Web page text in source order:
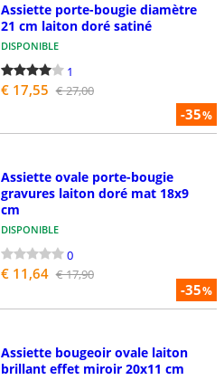
-35%
Assiette porte-bougie diamètre
21 cm laiton doré satiné
DISPONIBLE
1
€ 17,55 € 27,00
-35%
Assiette ovale porte-bougie
gravures laiton doré mat 18x9
cm
DISPONIBLE
0
€ 11,64 € 17,90
Assiette bougeoir ovale laiton
brillant effet miroir 20x11 cm